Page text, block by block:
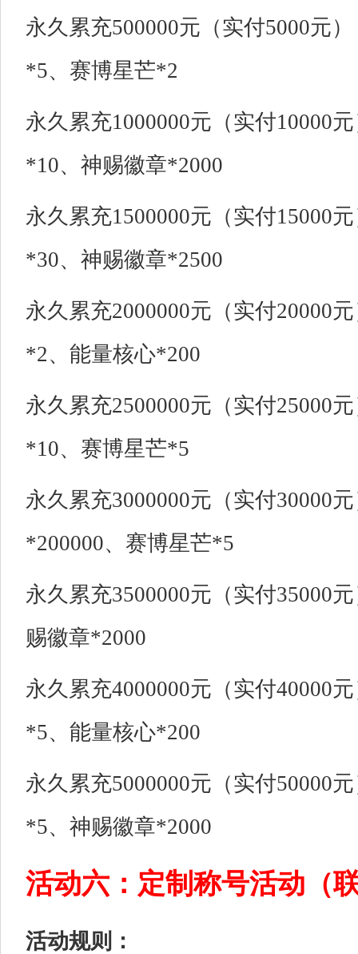
永久累充500000元（实付5000元
*5、赛博星芒*2
永久累充1000000元（实付10000
*10、神赐徽章*2000
永久累充1500000元（实付15000
*30、神赐徽章*2500
永久累充2000000元（实付20000
*2、能量核心*200
永久累充2500000元（实付25000
*10、赛博星芒*5
永久累充3000000元（实付30000
*200000、赛博星芒*5
永久累充3500000元（实付35000
赐徽章*2000
永久累充4000000元（实付40000
*5、能量核心*200
永久累充5000000元（实付50000
*5、神赐徽章*2000
活动六：定制称号活动（
活动规则：